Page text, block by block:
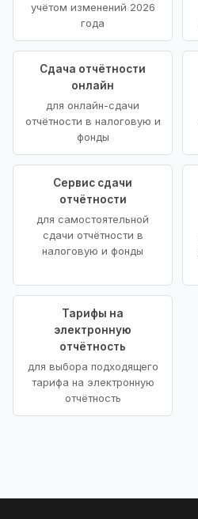
учётом изменений 2026
года
Сдача отчётности
онлайн
для онлайн-сдачи
отчётности в налоговую и
фонды
Сервис сдачи
отчётности
для самостоятельной
сдачи отчётности в
налоговую и фонды
Тарифы на
электронную
отчётность
для выбора подходящего
тарифа на электронную
отчётность